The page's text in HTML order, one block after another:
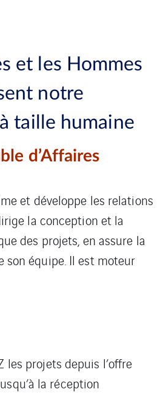
et les Hommes
notre
taille humaine
d’Affaires
et développe les relations
la conception et la
des projets, en assure la
son équipe. Il est moteur
les projets depuis l’offre
la réception